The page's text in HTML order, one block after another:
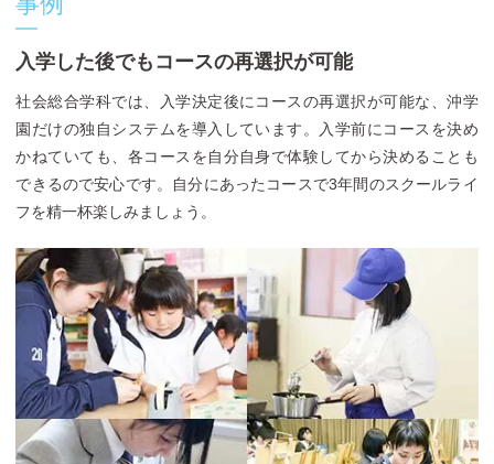
入学した後でもコースの再選択が可能
社会総合学科では、入学決定後にコースの再選択が可能な、沖学
園だけの独自システムを導入しています。入学前にコースを決め
かねていても、各コースを自分自身で体験してから決めることも
できるので安心です。自分にあったコースで3年間のスクールライ
フを精一杯楽しみましょう。